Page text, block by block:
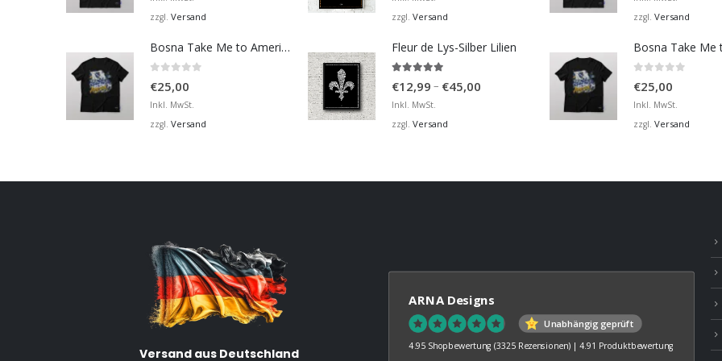
zzgl. Versand
Bosna Take Me to America Navijačka Majica 2
€25,00
Inkl. MwSt.
zzgl. Versand
zzgl. Versand
Fleur de Lys-Silber Lilien
€12,99 – €45,00
Inkl. MwSt.
zzgl. Versand
zzgl. Versand
€25,00
Inkl. MwSt.
zzgl. Versand
Versand aus Deutschland
ARNA Designs
Unabhängig geprüft
4.95 Shopbewertung (3325 Rezensionen) | 4.91 Produktbewertung